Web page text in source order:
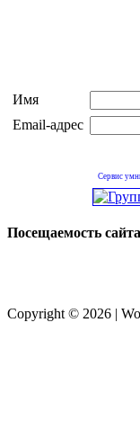
Имя
Email-адрес
Сервис
Посещаемость сайта
Copyright © 2026 |